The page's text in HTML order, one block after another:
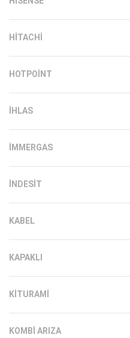
HITACHI
HOTPOINT
IHLAS
İMMERGAS
INDESIT
KABEL
KAPAKLI
KITURAMI
KOMBI ARIZA